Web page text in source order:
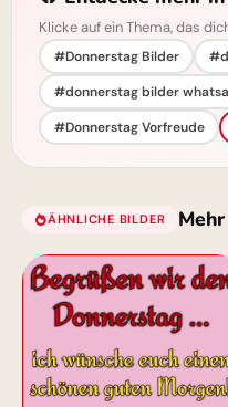
Klicke auf ein Thema, das
#Donnerstag Bilder
#donnerstag bilder
#Donnerstag Vorfreude
ÄHNLICHE BILDER